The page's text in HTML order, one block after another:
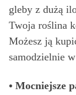
gleby z dużą
Twoja roślina
Możesz ją
samodzielnie
• Mocniejsze